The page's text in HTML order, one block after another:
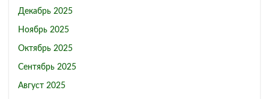
Декабрь 2025
Ноябрь 2025
Октябрь 2025
Сентябрь 2025
Август 2025